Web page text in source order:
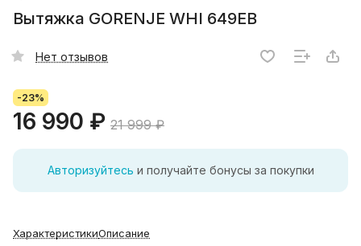
Вытяжка GORENJE WHI 649EB
Нет отзывов
-23%
16 990 ₽ 21 999 ₽
Авторизуйтесь и получайте бонусы за покупки
ХарактеристикиОписание